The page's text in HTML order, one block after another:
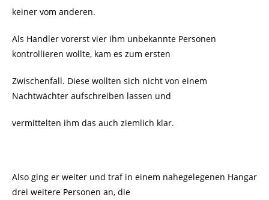
keiner vom anderen.
Als Handler vorerst vier ihm unbekannte Personen
kontrollieren wollte, kam es zum ersten
Zwischenfall. Diese wollten sich nicht von einem
Nachtwächter aufschreiben lassen und
vermittelten ihm das auch ziemlich klar.
Also ging er weiter und traf in einem nahegelegenen Hangar
drei weitere Personen an, die